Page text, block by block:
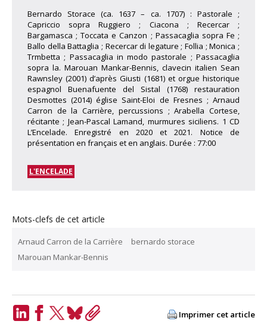
Bernardo Storace (ca. 1637 – ca. 1707) : Pastorale ;
Capriccio sopra Ruggiero ; Ciacona ; Recercar ;
Bargamasca ; Toccata e Canzon ; Passacaglia sopra Fe ;
Ballo della Battaglia ; Recercar di legature ; Follia ; Monica ;
Trmbetta ; Passacaglia in modo pastorale ; Passacaglia
sopra la. Marouan Mankar-Bennis, clavecin italien Sean
Rawnsley (2001) d’après Giusti (1681) et orgue historique
espagnol Buenafuente del Sistal (1768) restauration
Desmottes (2014) église Saint-Eloi de Fresnes ; Arnaud
Carron de la Carrière, percussions ; Arabella Cortese,
récitante ; Jean-Pascal Lamand, murmures siciliens. 1 CD
L’Encelade. Enregistré en 2020 et 2021. Notice de
présentation en français et en anglais. Durée : 77:00
L'ENCELADE
Mots-clefs de cet article
Arnaud Carron de la Carrière
bernardo storace
Marouan Mankar-Bennis
Imprimer cet article